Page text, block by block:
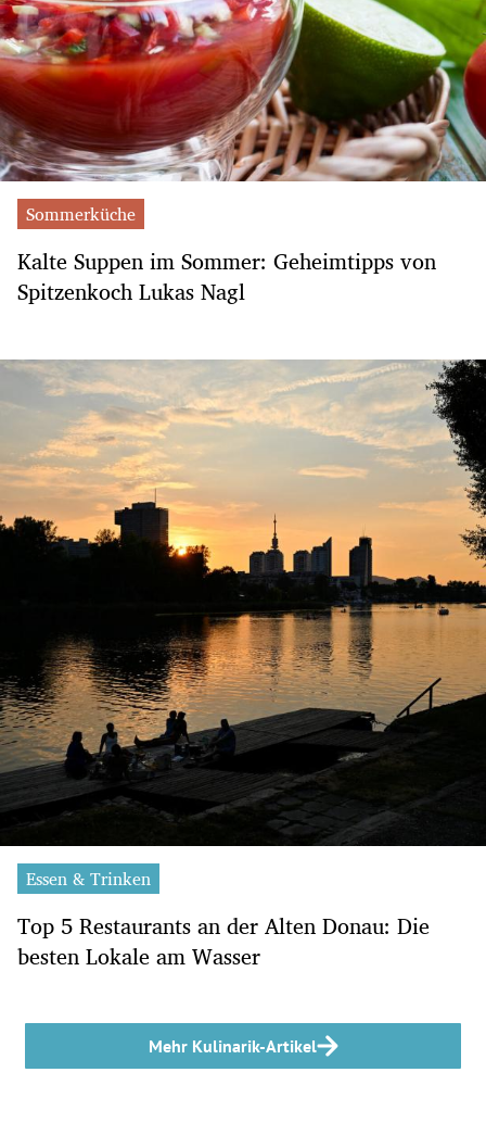
Sommerküche
Kalte Suppen im Sommer: Geheimtipps von
Spitzenkoch Lukas Nagl
Essen & Trinken
Top 5 Restaurants an der Alten Donau: Die
besten Lokale am Wasser
Mehr Kulinarik-Artikel